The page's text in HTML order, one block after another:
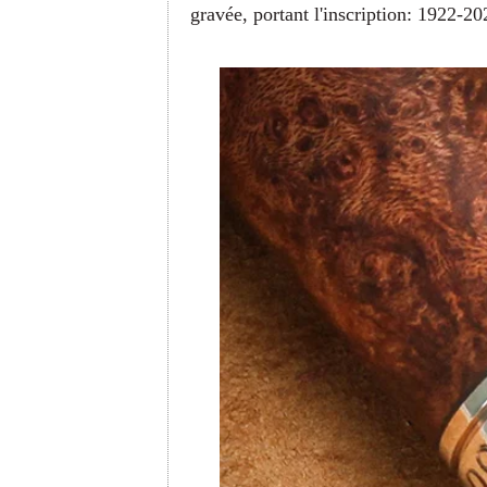
gravée, portant l'inscription: 1922-